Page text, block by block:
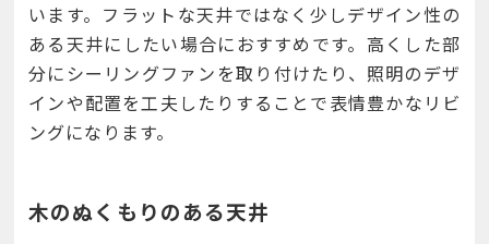
います。フラットな天井ではなく少しデザイン性の
ある天井にしたい場合におすすめです。高くした部
分にシーリングファンを取り付けたり、照明のデザ
インや配置を工夫したりすることで表情豊かなリビ
ングになります。
木のぬくもりのある天井